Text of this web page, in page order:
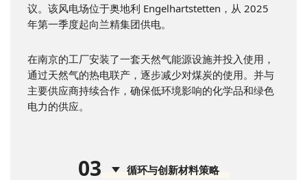
议。该风电场位于奥地利 Engelhartstetten，从 2025
年第一季度起向兰精集团供电。
在南京的工厂安装了一套天然气能源设施并投入使用，
通过天然气的热电联产，逐步减少对煤炭的使用。并与
主要供应商持续合作，确保低环境影响的化学品和绿色
电力的供应。
03 循环与创新材料策略